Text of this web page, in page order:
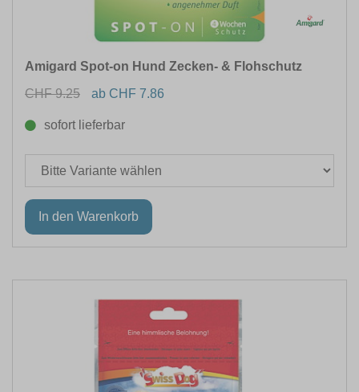
Amigard Spot-on Hund Zecken- & Flohschutz
CHF 9.25
ab CHF 7.86
sofort lieferbar